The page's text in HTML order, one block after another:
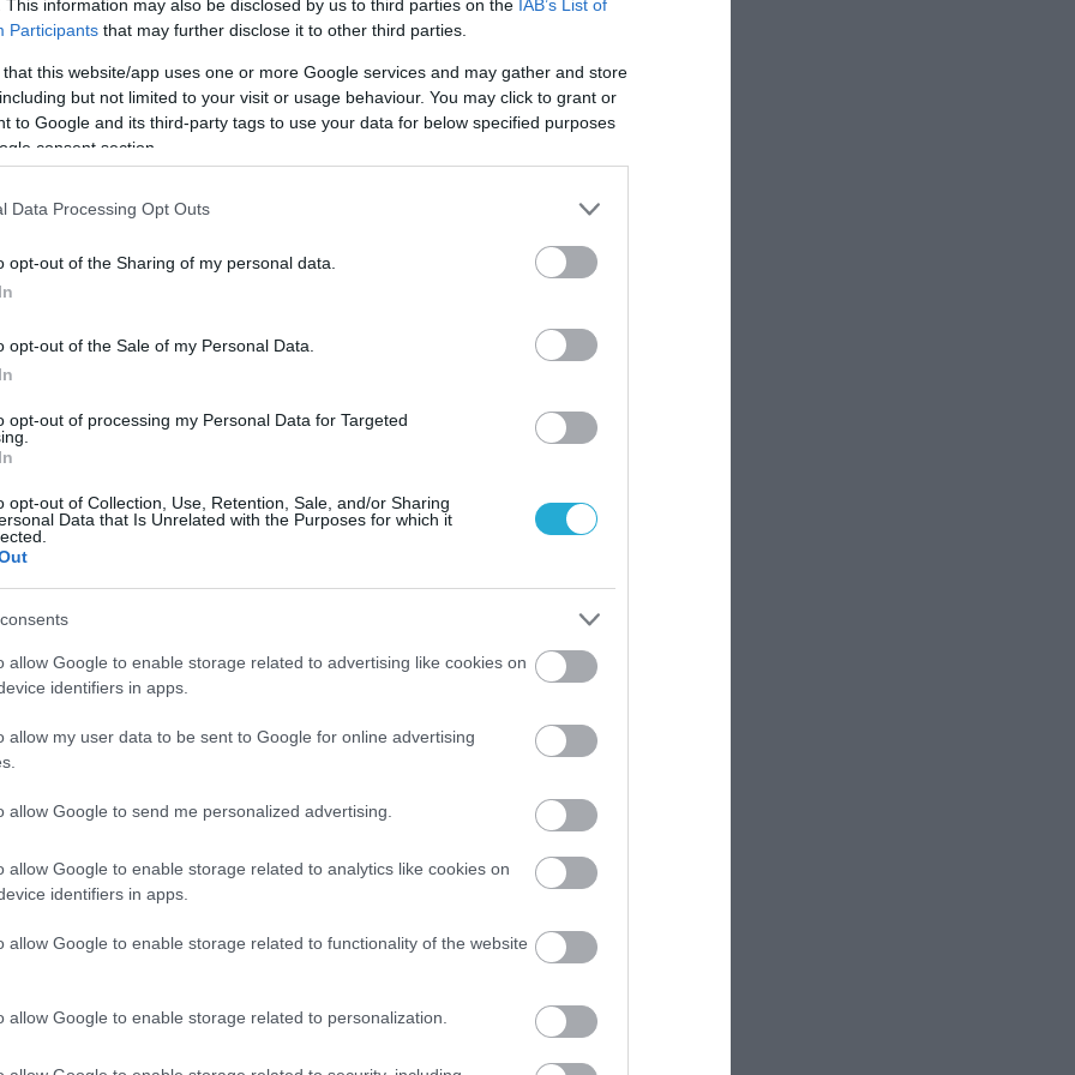
This information may also be disclosed by us to third parties on the IAB’s List of
Participants that may further disclose it to other third parties.
that this website/app uses one or more Google services and may gather and store
but not limited to your visit or usage behaviour. You may click to grant or
to Google and its third-party tags to use your data for below specified purposes
consent section.
Data Processing Opt Outs
opt-out of the Sharing of my personal data.
opt-out of the Sale of my Personal Data.
opt-out of processing my Personal Data for Targeted
opt-out of Collection, Use, Retention, Sale, and/or Sharing
Data that Is Unrelated with the Purposes for which it
allow Google to enable storage related to advertising like cookies on
identifiers in apps.
allow my user data to be sent to Google for online advertising
allow Google to send me personalized advertising.
allow Google to enable storage related to analytics like cookies on
identifiers in apps.
allow Google to enable storage related to functionality of the website
allow Google to enable storage related to personalization.
στον παγκόσμιο διαγωνισμόEY World
πραγματοποιηθεί στο Μόντε Κάρλο τον Μάιο του
Σύμβουλος της ΕΥ Ελλάδος,
– τον δέκατο στην ιστορία του
ανθρώπους δημιουργικούς, που
ευκαιρία σε ανάπτυξη, και τη συγκυρία σε
του διαγωνισμού, αντιπροσωπεύουν ακριβώς
τους, φέρνει και μία ιστορία οράματος,
για την ελληνική οικονομία, με
κοινωνία. Θα ήθελα να τους συγχαρώ και να
που μοιράζονται το ίδιο όραμα για
και να συνεχίσουν να διαμορφώνουν το
Ανδρέας Δημητρίου – Πρόεδρος, ΑΠΣΙ
και του ΑΠΣΙ ΠΙΝΔΟΣ αναδεικνύει πώς η
και το ισχυρό brand, μπορούν να λειτουργήσουν
ανθεκτικότητας και βιώσιμης ανάπτυξης
στον συνεταιρισμό το 1996 και, από το
του, ηγείται ενός ολοκληρωμένου στρατηγικού
από έναν παραδοσιακό αγροτικό
ενεργειακά αυτόνομο και
συνδυάζοντας υψηλή οικονομική